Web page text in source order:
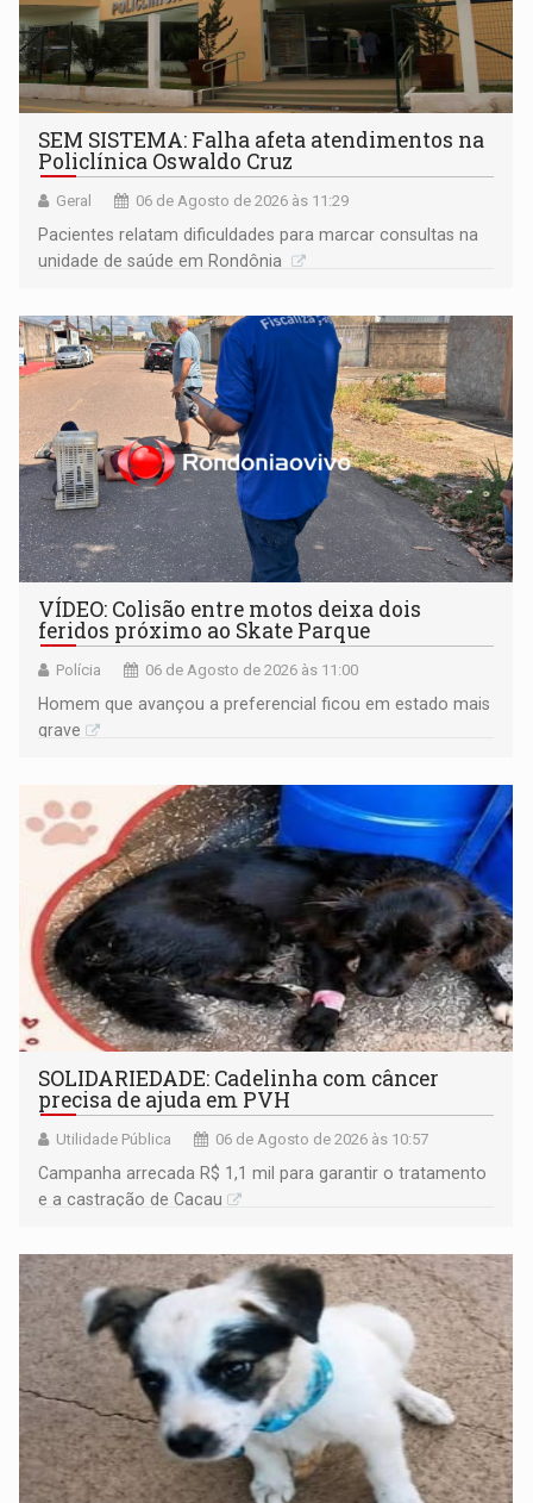
SEM SISTEMA: Falha afeta atendimentos na
Policlínica Oswaldo Cruz
Geral 06 de Agosto de 2026 às 11:29
Pacientes relatam dificuldades para marcar consultas na
unidade de saúde em Rondônia
VÍDEO: Colisão entre motos deixa dois
feridos próximo ao Skate Parque
Polícia 06 de Agosto de 2026 às 11:00
Homem que avançou a preferencial ficou em estado mais
grave
SOLIDARIEDADE: Cadelinha com câncer
precisa de ajuda em PVH
Utilidade Pública 06 de Agosto de 2026 às 10:57
Campanha arrecada R$ 1,1 mil para garantir o tratamento
e a castração de Cacau